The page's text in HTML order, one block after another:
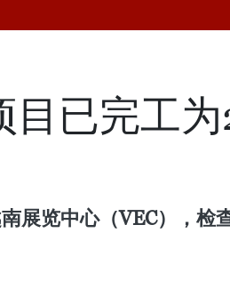
目已完工
展览中心（VEC），